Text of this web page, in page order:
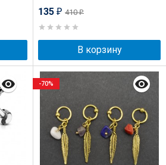
135 ₽ 410₽
В корзину
-70%